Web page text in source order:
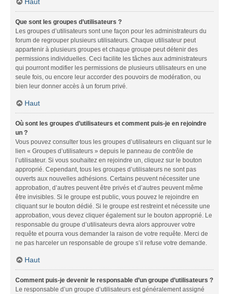
Que sont les groupes d’utilisateurs ?
Les groupes d’utilisateurs sont une façon pour les administrateurs du
forum de regrouper plusieurs utilisateurs. Chaque utilisateur peut
appartenir à plusieurs groupes et chaque groupe peut détenir des
permissions individuelles. Ceci facilite les tâches aux administrateurs
qui pourront modifier les permissions de plusieurs utilisateurs en une
seule fois, ou encore leur accorder des pouvoirs de modération, ou
bien leur donner accès à un forum privé.
Haut
Où sont les groupes d’utilisateurs et comment puis-je en rejoindre
un ?
Vous pouvez consulter tous les groupes d’utilisateurs en cliquant sur le
lien « Groupes d’utilisateurs » depuis le panneau de contrôle de
l’utilisateur. Si vous souhaitez en rejoindre un, cliquez sur le bouton
approprié. Cependant, tous les groupes d’utilisateurs ne sont pas
ouverts aux nouvelles adhésions. Certains peuvent nécessiter une
approbation, d’autres peuvent être privés et d’autres peuvent même
être invisibles. Si le groupe est public, vous pouvez le rejoindre en
cliquant sur le bouton dédié. Si le groupe est restreint et nécessite une
approbation, vous devez cliquer également sur le bouton approprié. Le
responsable du groupe d’utilisateurs devra alors approuver votre
requête et pourra vous demander la raison de votre requête. Merci de
ne pas harceler un responsable de groupe s’il refuse votre demande.
Haut
Comment puis-je devenir le responsable d’un groupe d’utilisateurs ?
Le responsable d’un groupe d’utilisateurs est généralement assigné